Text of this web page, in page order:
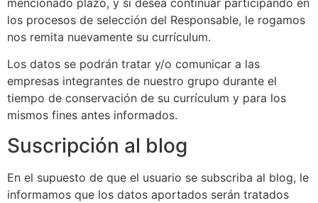
mencionado plazo, y si desea continuar participando en
los procesos de selección del Responsable, le rogamos
nos remita nuevamente su currículum.
Los datos se podrán tratar y/o comunicar a las
empresas integrantes de nuestro grupo durante el
tiempo de conservación de su currículum y para los
mismos fines antes informados.
Suscripción al blog
En el supuesto de que el usuario se subscriba al blog, le
informamos que los datos aportados serán tratados